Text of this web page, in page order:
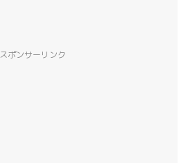
スポンサーリンク